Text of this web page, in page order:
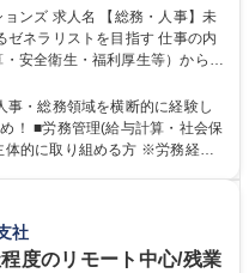
土日祝休み 寮・社宅あり
人事】未
リストを目指す 仕事の内
安全衛生・福利厚生等）からお
業務へ守備範囲を広げ、組織運
衛生、健康経営推進等をお任せ
、幅広く経験を積んでいただき
。 募集職種 【総
営を支えるゼネラリストを目
・総務領域を横断的に経験し
社会保
体的に取り組める方 ※労務経験
手続き・勤怠管理など）の経験
社
度のリモート中心/残業